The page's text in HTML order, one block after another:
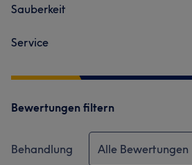
Sauberkeit
Service
Bewertungen filtern
Behandlung Alle Bewertungen